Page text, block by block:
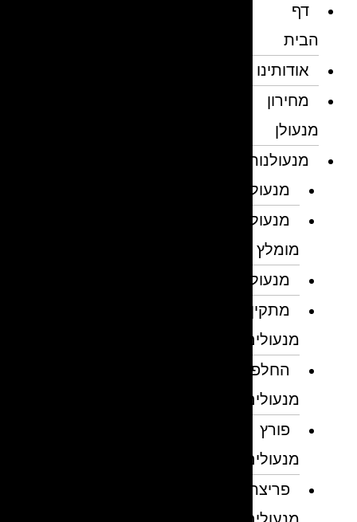
דף
הבית
אודותינו
מחירון
מנעולן
מנעולנות
מנעולן
מנעולן
מומלץ
מנעולנים
מתקין
מנעולים
החלפת
מנעולים
פורץ
מנעולים
פריצת